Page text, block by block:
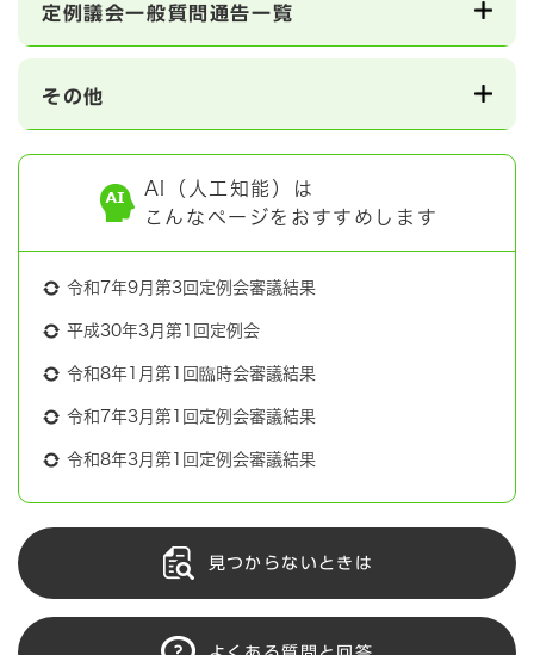
定例議会一般質問通告一覧
その他
AI（人工知能）は
こんなページをおすすめします
令和7年9月第3回定例会審議結果
平成30年3月第1回定例会
令和8年1月第1回臨時会審議結果
令和7年3月第1回定例会審議結果
令和8年3月第1回定例会審議結果
見つからないときは